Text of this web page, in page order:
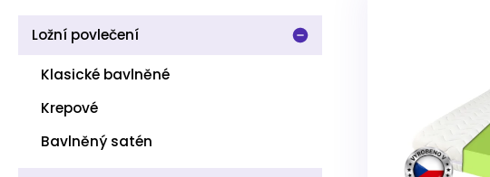
Ložní povlečení
Klasické bavlněné
Krepové
Bavlněný satén